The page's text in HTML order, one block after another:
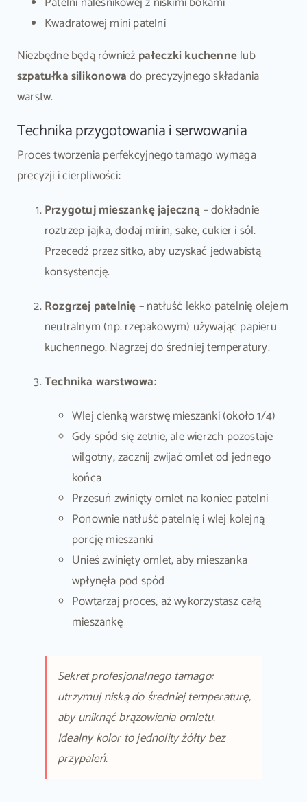
Kwadratowej mini patelni
Niezbędne będą również pałeczki kuchennelub
szpatułka silikonowado precyzyjnego składania
warstw.
Technika przygotowania i serwowania
Proces tworzenia perfekcyjnego tamago wymaga
precyzji i cierpliwości:
Przygotuj mieszankę jajeczną– dokładnie
roztrzep jajka, dodaj mirin, sake, cukier i sól.
Przecedź przez sitko, aby uzyskać jedwabistą
konsystencję.
Rozgrzej patelnię– natłuść lekko patelnię olejem
neutralnym (np. rzepakowym) używając papieru
kuchennego. Nagrzej do średniej temperatury.
Technika warstwowa:
Wlej cienką warstwę mieszanki (około 1/4)
Gdy spód się zetnie, ale wierzch pozostaje
wilgotny, zacznij zwijać omlet od jednego
końca
Przesuń zwinięty omlet na koniec patelni
Ponownie natłuść patelnię i wlej kolejną
porcję mieszanki
Unieś zwinięty omlet, aby mieszanka
wpłynęła pod spód
Powtarzaj proces, aż wykorzystasz całą
mieszankę
Sekret profesjonalnego tamago:
utrzymuj niską do średniej temperaturę,
aby uniknąć brązowienia omletu.
Idealny kolor to jednolity żółty bez
przypaleń.